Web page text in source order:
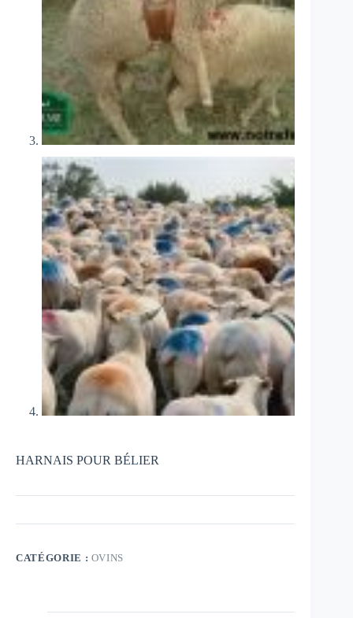
HARNAIS POUR BÉLIER
CATÉGORIE : OVINS